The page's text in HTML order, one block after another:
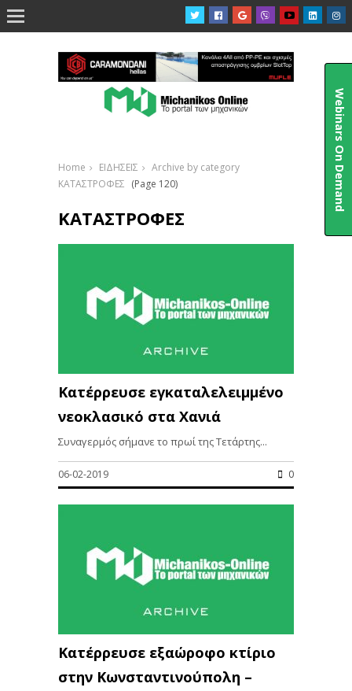

Home ΕΙΔΗΣΕΙΣ
Archive by category
ΚΑΤΑΣΤΡΟΦΕΣ (Page 120)
ΚΑΤΑΣΤΡΟΦΕΣ
Κατέρρευσε εγκαταλελειμμένο
νεοκλασικό στα Χανιά
Συναγερμός σήμανε το πρωί της Τετάρτης...
06-02-2019 0
Κατέρρευσε εξαώροφο κτίριο
στην Κωνσταντινούπολη –
Webinars On Demand